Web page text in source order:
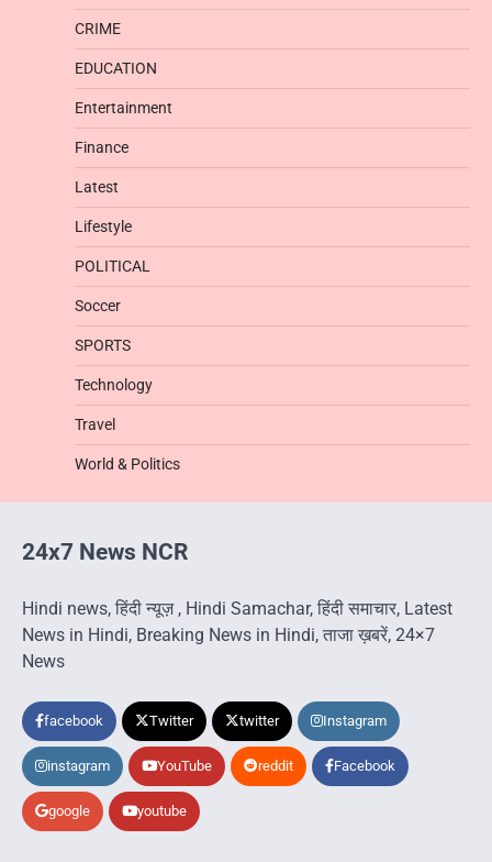
CRIME
EDUCATION
Entertainment
Finance
Latest
Lifestyle
POLITICAL
Soccer
SPORTS
Technology
Travel
World & Politics
24x7 News NCR
Hindi news, हिंदी न्यूज़ , Hindi Samachar, हिंदी समाचार, Latest
News in Hindi, Breaking News in Hindi, ताजा ख़बरें, 24×7
News
facebook Twitter twitter Instagram
instagram YouTube reddit Facebook
google youtube